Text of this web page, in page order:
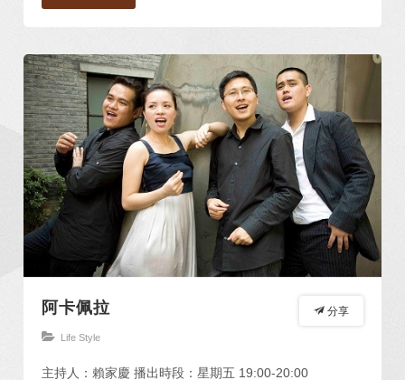
分享
阿卡佩拉
Life Style
主持人：賴家慶 播出時段：星期五 19:00-20:00